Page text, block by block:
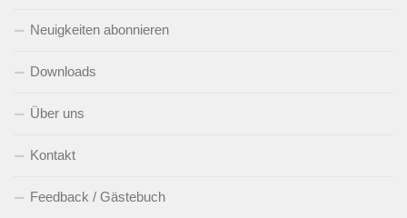
Neuigkeiten abonnieren
Downloads
Über uns
Kontakt
Feedback / Gästebuch